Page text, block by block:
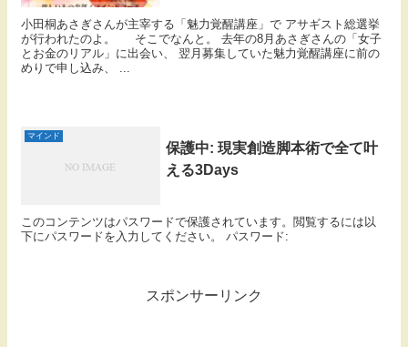
小田桐あさぎさんが主宰する「魅力覚醒講座」で アサギスト総選挙
が行われたのよ。 そこでなんと。 去年の8月あさぎさんの「女子
とお金のリアル」に出会い、 翌月募集していた魅力覚醒講座に前の
めりで申し込み、 ...
マインド
保護中: 現実創造脚本術で全て叶
える3Days
このコンテンツはパスワードで保護されています。閲覧するには以
下にパスワードを入力してください。 パスワード:
スポンサーリンク